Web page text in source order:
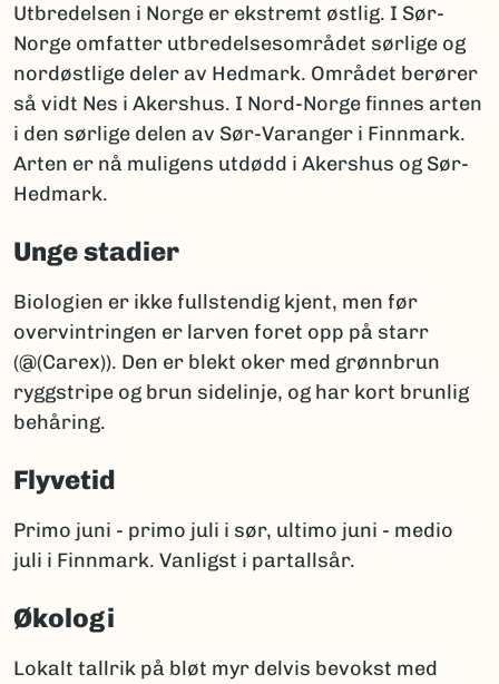
Utbredelsen i Norge er ekstremt østlig. I Sør-
Norge omfatter utbredelsesområdet sørlige og
nordøstlige deler av Hedmark. Området berører
så vidt Nes i Akershus. I Nord-Norge finnes arten
i den sørlige delen av Sør-Varanger i Finnmark.
Arten er nå muligens utdødd i Akershus og Sør-
Hedmark.
Unge stadier
Biologien er ikke fullstendig kjent, men før
overvintringen er larven foret opp på starr
(@(Carex)). Den er blekt oker med grønnbrun
ryggstripe og brun sidelinje, og har kort brunlig
behåring.
Flyvetid
Primo juni - primo juli i sør, ultimo juni - medio
juli i Finnmark. Vanligst i partallsår.
Økologi
Lokalt tallrik på bløt myr delvis bevokst med